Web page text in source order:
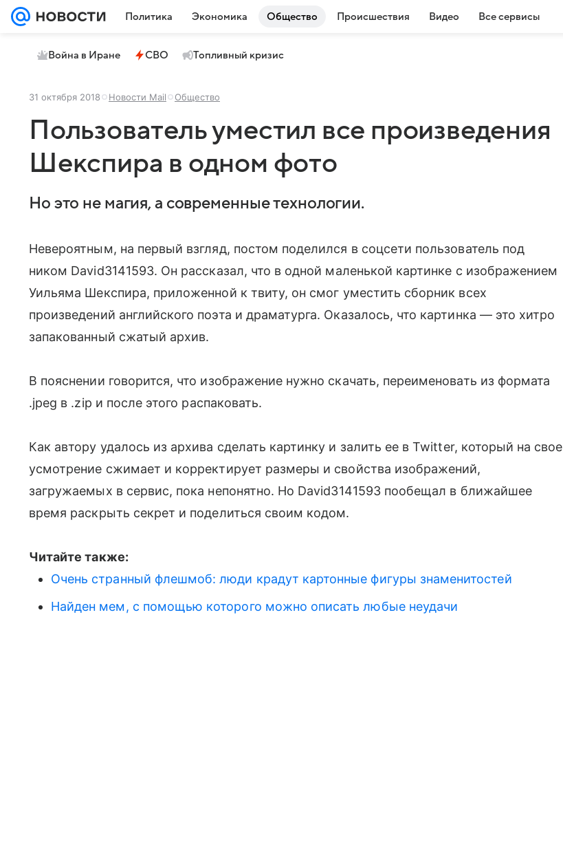
Политика Экономика Общество Происшествия Видео Все сервисы
Война в Иране СВО Топливный кризис
31 октября 2018 Новости Mail Общество
Пользователь уместил все произведения
Шекспира в одном фото
Но это не магия, а современные технологии.
Невероятным, на первый взгляд, постом поделился в соцсети пользователь под
ником David3141593. Он рассказал, что в одной маленькой картинке с изображением
Уильяма Шекспира, приложенной к твиту, он смог уместить сборник всех
произведений английского поэта и драматурга. Оказалось, что картинка — это хитро
запакованный сжатый архив.
В пояснении говорится, что изображение нужно скачать, переименовать из формата
.jpeg в .zip и после этого распаковать.
Как автору удалось из архива сделать картинку и залить ее в Twitter, который на свое
усмотрение сжимает и корректирует размеры и свойства изображений,
загружаемых в сервис, пока непонятно. Но David3141593 пообещал в ближайшее
время раскрыть секрет и поделиться своим кодом.
Читайте также:
Очень странный флешмоб: люди крадут картонные фигуры знаменитостей
Найден мем, с помощью которого можно описать любые неудачи